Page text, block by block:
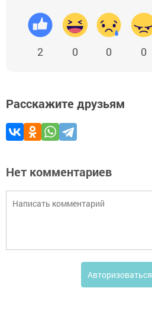
2 0 0 0
Расскажите друзьям
Нет комментариев
Авторизоваться